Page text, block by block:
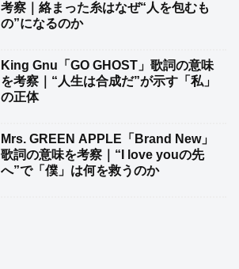
考察｜絡まった糸はなぜ“人を包むも
の”になるのか
King Gnu「GO GHOST」歌詞の意味
を考察｜“人生は合成だ”が示す「私」
の正体
Mrs. GREEN APPLE「Brand New」
歌詞の意味を考察｜“I love youの先
へ”で「僕」は何を救うのか